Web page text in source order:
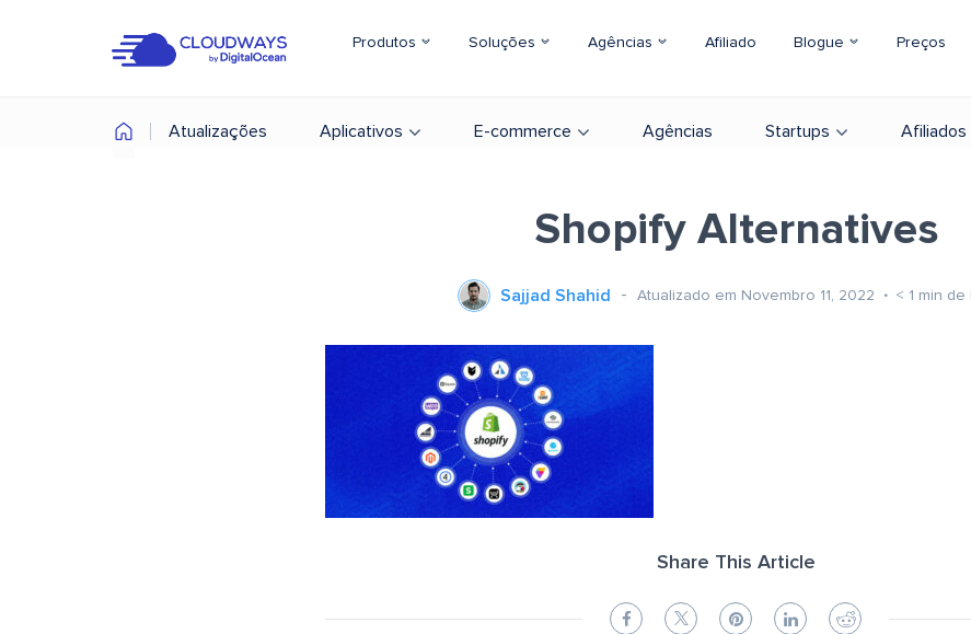
Produtos Soluções Agências Afiliado Blogue Preços
Atualizações Aplicativos E-commerce Agências Startups Afiliados
Shopify Alternatives
Sajjad Shahid Atualizado em Novembro 11, 2022 < 1 min de
Share This Article